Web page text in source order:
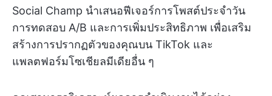
Social Champ นำเสนอฟีเจอร์การโพสต์ประจำวัน
การทดสอบ A/B และการเพิ่มประสิทธิภาพ เพื่อเสริม
สร้างการปรากฏตัวของคุณบน TikTok และ
แพลตฟอร์มโซเชียลมีเดียอื่น ๆ